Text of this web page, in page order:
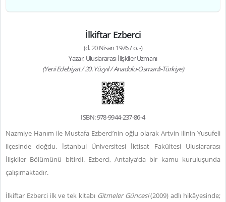
İlkiftar Ezberci
(d. 20 Nisan 1976 / ö. -)
Yazar, Uluslararası İlişkiler Uzmanı
(Yeni Edebiyat / 20. Yüzyıl / Anadolu-Osmanlı-Türkiye)
ISBN: 978-9944-237-86-4
Nazmiye Hanım ile Mustafa Ezberci’nin oğlu olarak Artvin ilinin Yusufeli
ilçesinde doğdu. İstanbul Üniversitesi İktisat Fakültesi Uluslararası
İlişkiler Bölümünü bitirdi. Ezberci, Antalya’da bir kamu kuruluşunda
çalışımaktadır.
İlkiftar Ezberci ilk ve tek kitabı Gitmeler Güncesi(2009) adlı hikâyesinde;